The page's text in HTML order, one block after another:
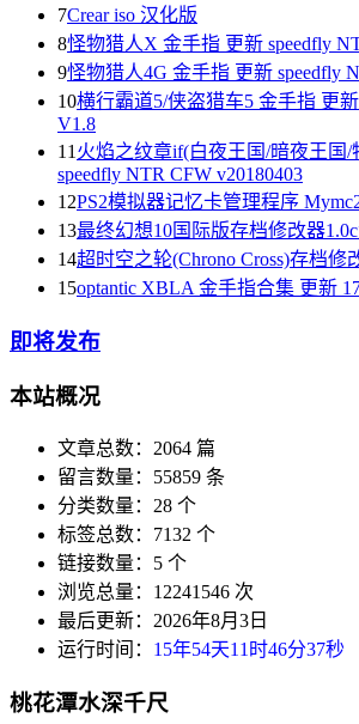
7Crear iso 汉化版
8怪物猎人X 金手指 更新 speedfly
9怪物猎人4G 金手指 更新 speedfly
10横行霸道5/侠盗猎车5 金手指 更
V1.8
11 火焰之纹章if(白夜王国/暗夜王国/
speedfly NTR CFW v20180403
12PS2模拟器记忆卡管理程序
13最终幻想10国际版存档修改器
14超时空之轮(Chrono Cross)存档修
15optantic XBLA 金手指合集 更新
即将发布
本站概况
文章总数：2064 篇
留言数量：55859 条
分类数量：28 个
标签总数：7132 个
链接数量：5 个
浏览总量：12241546 次
最后更新：2026年8月3日
运行时间： 15年54天11时46分37秒
桃花潭水深千尺